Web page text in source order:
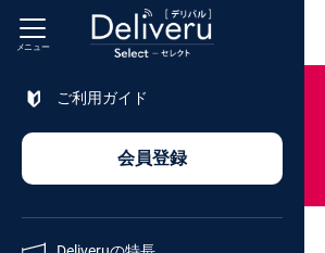
メニュー
ご利用ガイド
会員登録